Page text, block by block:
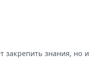
закрепить знания, но и